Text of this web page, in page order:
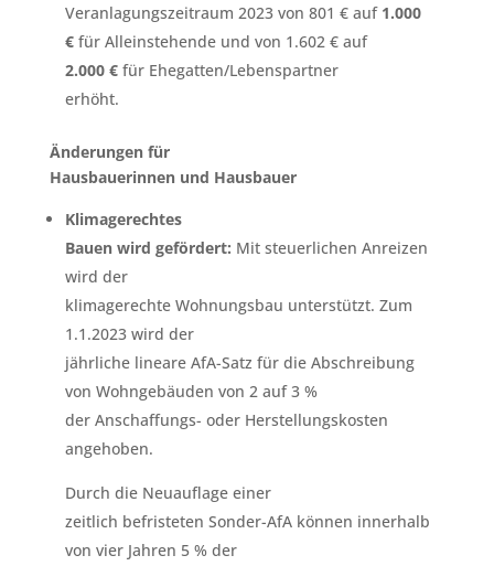
Veranlagungszeitraum 2023 von 801 € auf 1.000
€für Alleinstehende und von 1.602 € auf
2.000 €für Ehegatten/Lebenspartner
erhöht.
Änderungen für
Hausbauerinnen und Hausbauer
Klimagerechtes
Bauen wird gefördert: Mit steuerlichen Anreizen
wird der
klimagerechte Wohnungsbau unterstützt. Zum
1.1.2023 wird der
jährliche lineare AfA-Satz für die Abschreibung
von Wohngebäuden von 2 auf 3 %
der Anschaffungs- oder Herstellungskosten
angehoben.
Durch die Neuauflage einer
zeitlich befristeten Sonder-AfA können innerhalb
von vier Jahren 5 % der